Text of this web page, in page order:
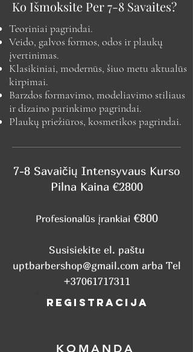
Ko Išmoksite Per 7-8 Savaites?
Teoriniai pagrindai.
Veido, galvos formos, odos ir plaukų
įvertinimas.
Klasikiniai, modernūs, šiuo metu aktualūs
kirpimai.
Barzdos formavimo, modeliavimo stiliaus
ir dizaino parinkimo pagrindai.
Plaukų priežiūros, kosmetikos pagrindai.
7-8 Savaičių Intensyvaus Kurso
Pilna Kaina €2800
Profesionalūs įrankiai €800
Susisiekite el. paštu
uptbarbershop@gmail.com arba Tel
+37061717311
Registracija
KOMANDA